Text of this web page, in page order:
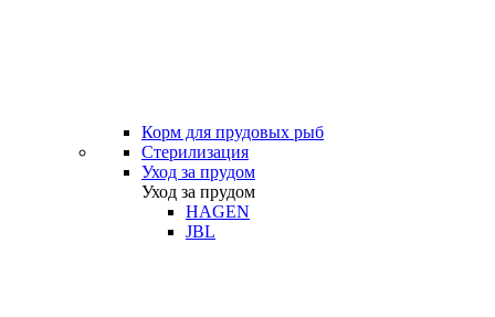
Корм для прудовых рыб
Стерилизация
Уход за прудом
Уход за прудом
HAGEN
JBL